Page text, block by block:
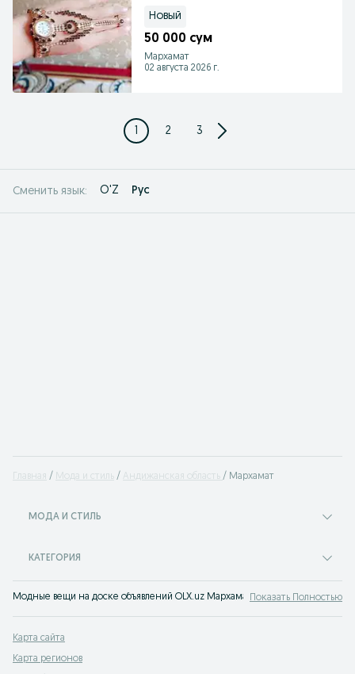
Новый
50 000 сум
Мархамат
02 августа 2026 г.
1 2 3
Сменить язык: O'Z Рус
Главная Мода и стиль Андижанская область Мархамат
МОДА И СТИЛЬ
КАТЕГОРИЯ
Модные вещи на доске объявлений OLX.uz Мархамат. Покупайте все
Показать Полностью
Карта сайта
Карта регионов